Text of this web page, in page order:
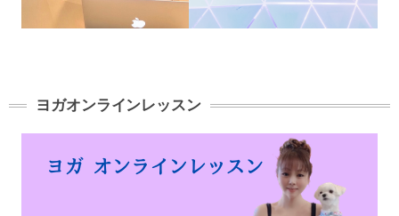
ヨガオンラインレッスン